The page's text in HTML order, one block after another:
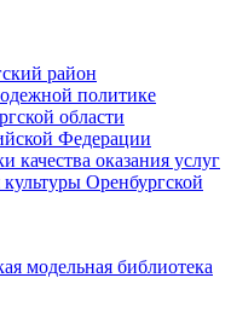
район
политике
области
Федерации
качества оказания услуг
Оренбургской
модельная библиотека